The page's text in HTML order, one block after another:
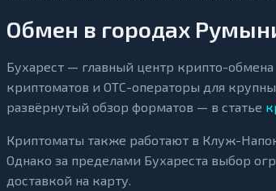
Обмен в городах
Бухарест — главный центр крипто-
криптоматов и OTC-операторы для
развёрнутый обзор форматов — в статье
Криптоматы также работают в Клуж-
Однако за пределами Бухареста выбор
доставкой на карту.